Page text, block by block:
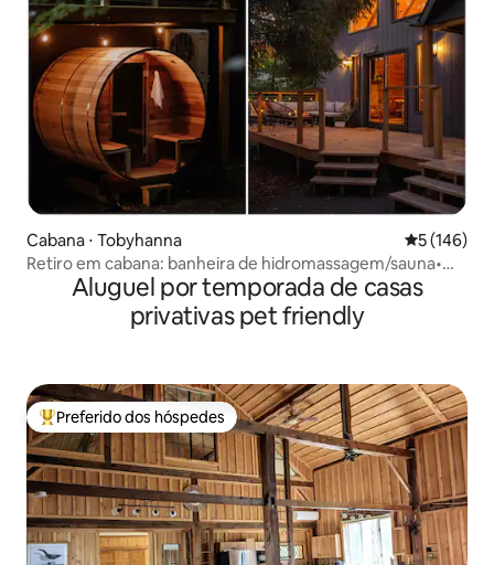
Cabana ⋅ Tobyhanna 5 de uma
5 (146)
Retiro em cabana: banheira de hidromassagem/sauna•
Piscina/lago/caiaques
Aluguel por temporada de casas
privativas pet friendly
Entre os melhores preferidos dos hóspedes
Preferido dos hóspedes